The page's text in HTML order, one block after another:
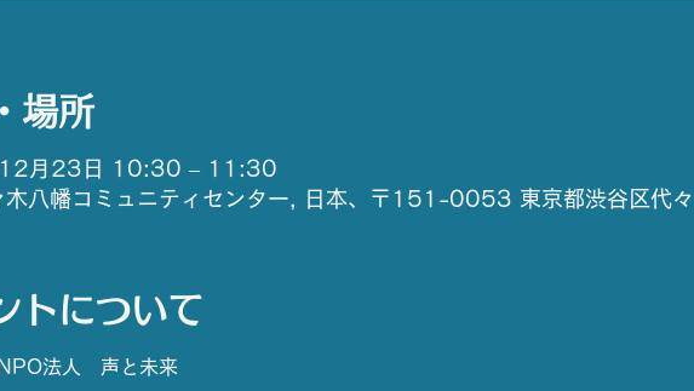
場所
月23日 10:30 – 11:30
木八幡コミュニティセンター, 日本、〒151-0053 東京都渋谷区代
トについて
法人　声と未来